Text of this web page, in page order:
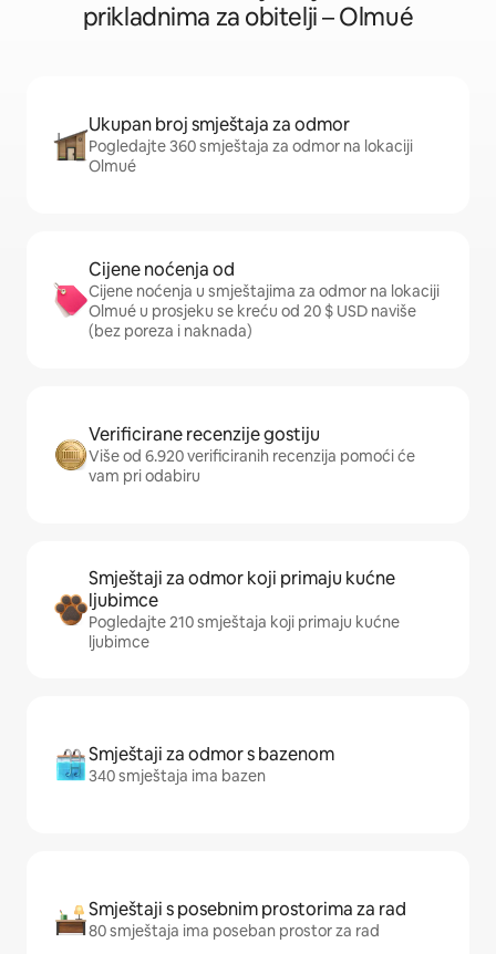
prikladnima za obitelji – Olmué
Ukupan broj smještaja za odmor
Pogledajte 360 smještaja za odmor na lokaciji
Olmué
Cijene noćenja od
Cijene noćenja u smještajima za odmor na lokaciji
Olmué u prosjeku se kreću od 20 $ USD naviše
(bez poreza i naknada)
Verificirane recenzije gostiju
Više od 6.920 verificiranih recenzija pomoći će
vam pri odabiru
Smještaji za odmor koji primaju kućne
ljubimce
Pogledajte 210 smještaja koji primaju kućne
ljubimce
Smještaji za odmor s bazenom
340 smještaja ima bazen
Smještaji s posebnim prostorima za rad
80 smještaja ima poseban prostor za rad